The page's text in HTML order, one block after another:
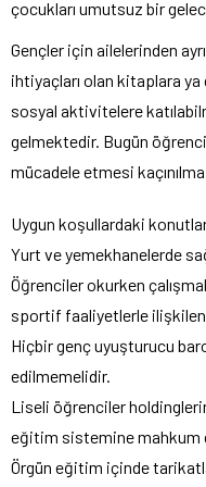
çocukları umutsuz bir
Gençler için ailelerinden
ihtiyaçları olan kitaplara
sosyal aktivitelere
gelmektedir. Bugün
mücadele etmesi
Uygun koşullardaki
Yurt ve yemekhanelerde
Öğrenciler okurken
sportif faaliyetlerle
Hiçbir genç uyuşturucu
edilmemelidir.
Liseli öğrenciler
eğitim sistemine mahkum
Örgün eğitim içinde